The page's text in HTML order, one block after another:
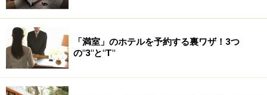
「満室」のホテルを予約する裏ワザ！3つ
の"3"と"T"